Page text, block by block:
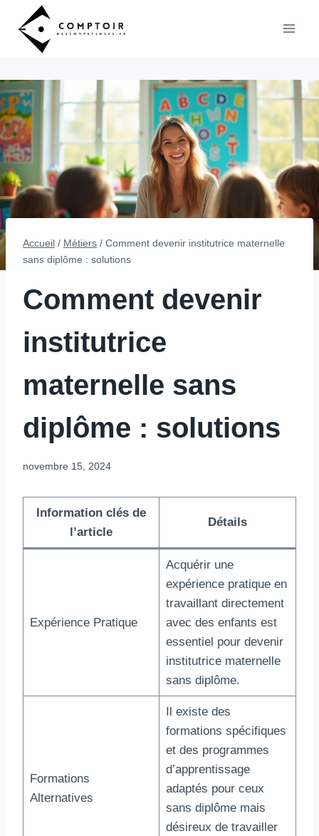
contenu
Accueil / Métiers / Comment devenir institutrice maternelle
sans diplôme : solutions
Comment devenir
institutrice
maternelle sans
diplôme : solutions
novembre 15, 2024
Information clés de
l’article
Détails
Expérience Pratique
Acquérir une
expérience pratique en
travaillant directement
avec des enfants est
essentiel pour devenir
institutrice maternelle
sans diplôme.
Formations
Alternatives
Il existe des
formations spécifiques
et des programmes
d’apprentissage
adaptés pour ceux
sans diplôme mais
désireux de travailler